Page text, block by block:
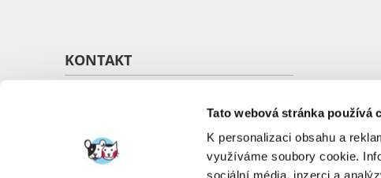
Tato webová stránka používá
K personalizaci obsahu a
využíváme soubory cookie.
sociální média, inzerci a
KONTAKT